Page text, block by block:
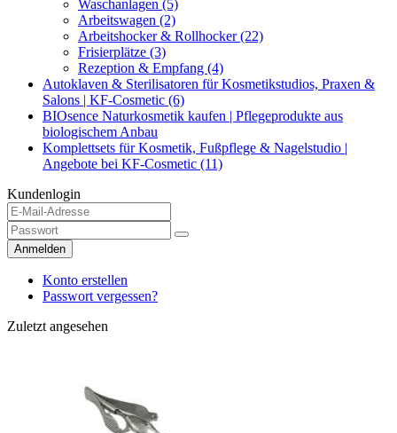
Waschanlagen (5)
Arbeitswagen (2)
Arbeitshocker & Rollhocker (22)
Frisierplätze (3)
Rezeption & Empfang (4)
Autoklaven & Sterilisatoren für Kosmetikstudios, Praxen &
Salons | KF-Cosmetic (6)
BIOsence Naturkosmetik kaufen | Pflegeprodukte aus
biologischem Anbau
Komplettsets für Kosmetik, Fußpflege & Nagelstudio |
Angebote bei KF-Cosmetic (11)
Kundenlogin
Anmelden
Konto erstellen
Passwort vergessen?
Zuletzt angesehen